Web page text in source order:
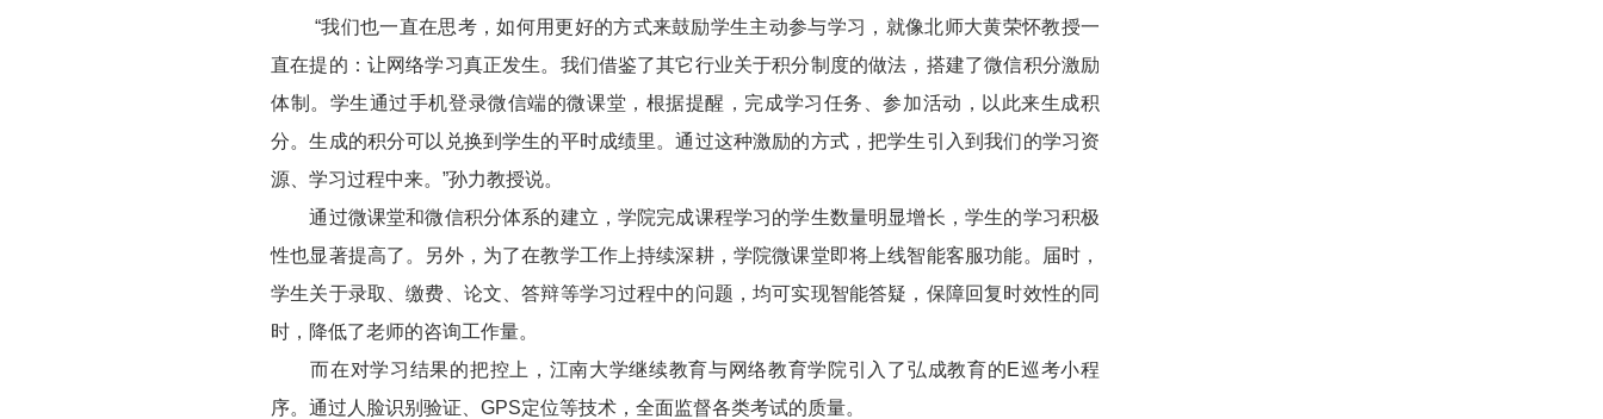
“我们也一直在思考，如何用更好的方式来鼓励学生主动参与学习，就像北师大黄荣怀教授一
直在提的：让网络学习真正发生。我们借鉴了其它行业关于积分制度的做法，搭建了微信积分激励
体制。学生通过手机登录微信端的微课堂，根据提醒，完成学习任务、参加活动，以此来生成积
分。生成的积分可以兑换到学生的平时成绩里。通过这种激励的方式，把学生引入到我们的学习资
源、学习过程中来。”孙力教授说。
通过微课堂和微信积分体系的建立，学院完成课程学习的学生数量明显增长，学生的学习积极
性也显著提高了。另外，为了在教学工作上持续深耕，学院微课堂即将上线智能客服功能。届时，
学生关于录取、缴费、论文、答辩等学习过程中的问题，均可实现智能答疑，保障回复时效性的同
时，降低了老师的咨询工作量。
而在对学习结果的把控上，江南大学继续教育与网络教育学院引入了弘成教育的E巡考小程
序。通过人脸识别验证、GPS定位等技术，全面监督各类考试的质量。